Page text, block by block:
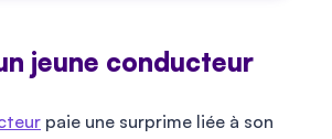
jeune conducteur
paie une surprime liée à son